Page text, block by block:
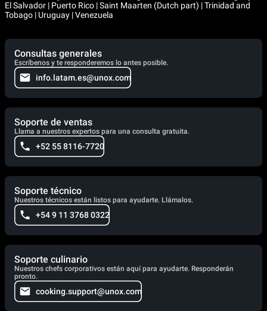
El Salvador | Puerto Rico | Saint Maarten (Dutch part) | Trinidad and
Tobago | Uruguay | Venezuela
Consultas generales
Escríbenos y te responderemos lo antes posible.
info.latam.es@unox.com
Soporte de ventas
Llama a nuestros expertos para una consulta gratuita.
+52 55 8116-7720
Soporte técnico
Nuestros técnicos están listos para ayudarte. Llámalos.
+54 9 11 3768 0322
Soporte culinario
Nuestros chefs corporativos están aquí para ayudarte. Responderán
pronto.
cooking.support@unox.com